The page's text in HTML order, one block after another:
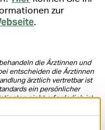
zur
.
die Ärztinnen und
entscheiden die Ärztinnen
ärztlich vertretbar ist
ein persönlicher
nicht erforderlich ist.
(Hausarzt,